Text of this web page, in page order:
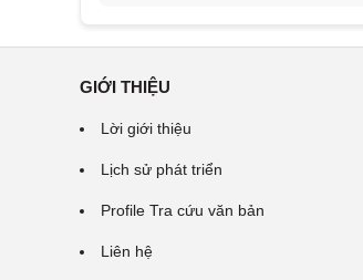
GIỚI THIỆU
Lời giới thiệu
Lịch sử phát triển
Profile Tra cứu văn bản
Liên hệ